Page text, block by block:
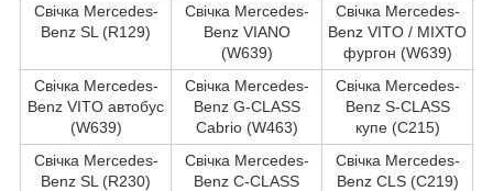
Свічка Mercedes-
Benz SL (R129)
Свічка Mercedes-
Benz VIANO
(W639)
Свічка Mercedes-
Benz VITO / MIXTO
фургон (W639)
Свічка Mercedes-
Benz VITO автобус
(W639)
Свічка Mercedes-
Benz G-CLASS
Cabrio (W463)
Свічка Mercedes-
Benz S-CLASS
купе (C215)
Свічка Mercedes-
Benz SL (R230)
Свічка Mercedes-
Benz C-CLASS
Свічка Mercedes-
Benz CLS (C219)